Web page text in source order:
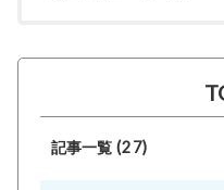
記事一覧 (27)